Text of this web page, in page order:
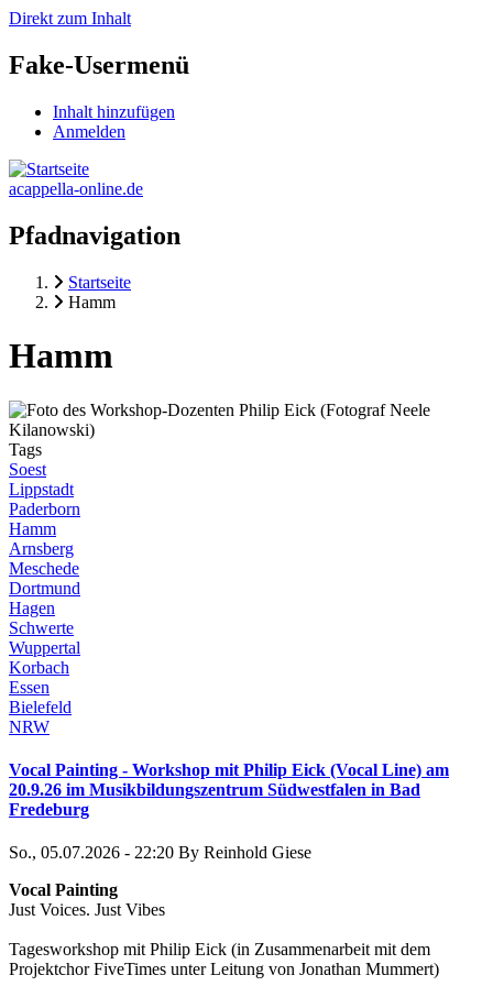
Direkt zum Inhalt
Fake-Usermenü
Inhalt hinzufügen
Anmelden
acappella-online.de
Pfadnavigation
Startseite
Hamm
Hamm
Tags
Soest
Lippstadt
Paderborn
Hamm
Arnsberg
Meschede
Dortmund
Hagen
Schwerte
Wuppertal
Korbach
Essen
Bielefeld
NRW
Vocal Painting - Workshop mit Philip Eick (Vocal Line) am
20.9.26 im Musikbildungszentrum Südwestfalen in Bad
Fredeburg
So., 05.07.2026 - 22:20 By Reinhold Giese
Vocal Painting
Just Voices. Just Vibes
Tagesworkshop mit Philip Eick (in Zusammenarbeit mit dem
Projektchor FiveTimes unter Leitung von Jonathan Mummert)